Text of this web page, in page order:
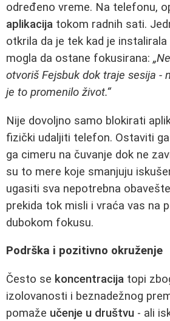
određeno vreme. Na telefonu,
aplikacija tokom radnih sati.
otkrila da je tek kad je
mogla da ostane fokusirana:
otvoriš Fejsbuk dok traje sesija -
je to promenilo život.“
Nije dovoljno samo blokirati
fizički udaljiti telefon. Ostaviti
ga cimeru na čuvanje dok ne
su to mere koje smanjuju
ugasiti sva nepotrebna
prekida tok misli i vraća vas na
dubokom fokusu.
Podrška i pozitivno okruženje
Često se koncentracija topi
izolovanosti i beznadežnog
pomaže učenje u društvu - ali